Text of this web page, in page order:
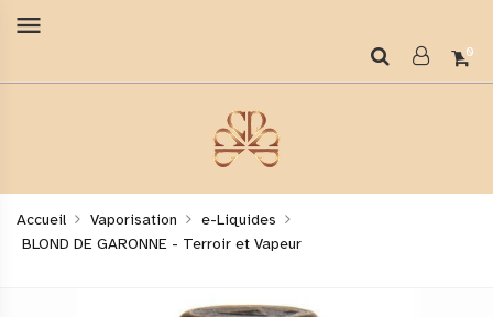
menu
0
Accueil Vaporisation
e-Liquides
BLOND DE GARONNE - Terroir et Vapeur